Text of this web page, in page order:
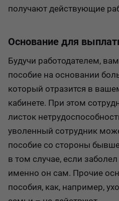
получают действующие
Основание для
Будучи работодателем,
пособие на основании
который отразится в
кабинете. При этом
листок
уволенный сотрудник
пособие со стороны
в том случае, если
именно он сам. Прочие
пособия, как, например,